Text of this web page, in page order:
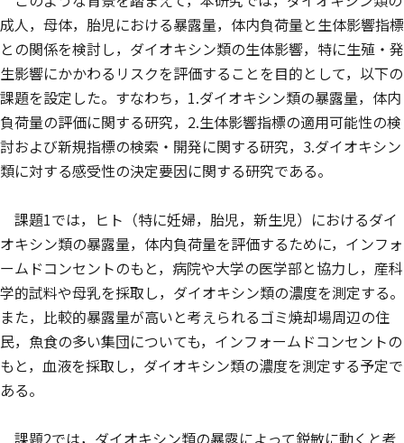
成人，母体，胎児における暴露量，体内負荷量と生体影響指標
との関係を検討し，ダイオキシン類の生体影響，特に生殖・発
生影響にかかわるリスクを評価することを目的として，以下の
課題を設定した。すなわち，1.ダイオキシン類の暴露量，体内
負荷量の評価に関する研究，2.生体影響指標の適用可能性の検
討および新規指標の検索・開発に関する研究，3.ダイオキシン
類に対する感受性の決定要因に関する研究である。
課題1では，ヒト（特に妊婦，胎児，新生児）におけるダイ
オキシン類の暴露量，体内負荷量を評価するために，インフォ
ームドコンセントのもと，病院や大学の医学部と協力し，産科
学的試料や母乳を採取し，ダイオキシン類の濃度を測定する。
また，比較的暴露量が高いと考えられるゴミ焼却場周辺の住
民，魚食の多い集団についても，インフォームドコンセントの
もと，血液を採取し，ダイオキシン類の濃度を測定する予定で
ある。
課題2では，ダイオキシン類の暴露によって鋭敏に動くと考